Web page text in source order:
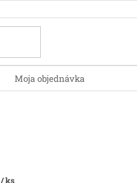
Moja objednávka
/ ks